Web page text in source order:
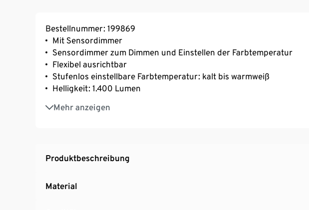
Bestellnummer: 199869
Mit Sensordimmer
Sensordimmer zum Dimmen und Einstellen der Farbtemperatur
Flexibel ausrichtbar
Stufenlos einstellbare Farbtemperatur: kalt bis warmweiß
Helligkeit: 1.400 Lumen
Mehr anzeigen
Fest verbaute LED
Produktbeschreibung
Material